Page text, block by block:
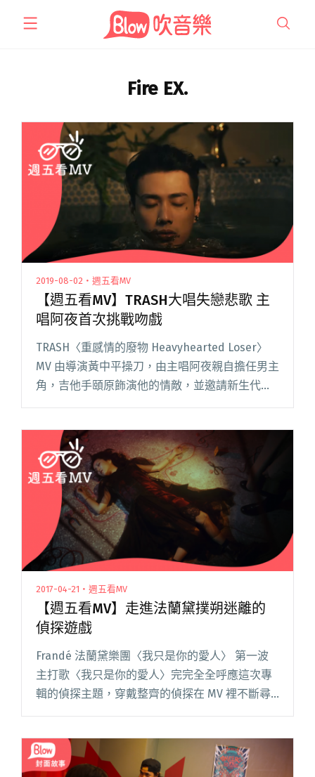
Fire EX.
2019-08-02・週五看MV
【週五看MV】TRASH大唱失戀悲歌 主
唱阿夜首次挑戰吻戲
TRASH〈重感情的廢物 Heavyhearted Loser〉
MV 由導演黃中平操刀，由主唱阿夜親自擔任男主
角，吉他手頤原飾演他的情敵，並邀請新生代演
員王渝萱擔任女主角。劇情描述一對愛情至上的
料、閱讀全文 "【週五看MV】TRASH大唱失戀悲
歌 主唱阿夜首次挑戰吻戲"
2017-04-21・週五看MV
【週五看MV】走進法蘭黛撲朔迷離的
偵探遊戲
Frandé 法蘭黛樂團〈我只是你的愛人〉 第一波
主打歌〈我只是你的愛人〉完完全全呼應這次專
輯的偵探主題，穿戴整齊的偵探在 MV 裡不斷尋
在台北 Le閱讀全文 "【週五看MV】走進法蘭黛撲
朔迷離的偵探遊戲"